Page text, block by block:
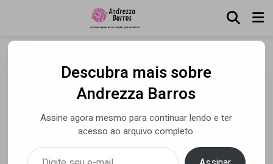
Conheça Bia Menezes,
exemplo de talento e
dedicação
Descubra mais sobre
Andrezza Barros
Assine agora mesmo para continuar lendo e ter
acesso ao arquivo completo.
Digite seu e-mail…